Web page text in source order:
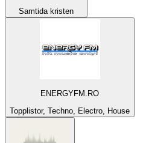
Samtida kristen
ENERGYFM.RO
Topplistor, Techno, Electro, House